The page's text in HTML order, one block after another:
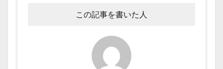
この記事を書いた人